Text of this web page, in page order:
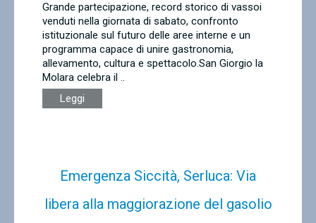
Grande partecipazione, record storico di vassoi
venduti nella giornata di sabato, confronto
istituzionale sul futuro delle aree interne e un
programma capace di unire gastronomia,
allevamento, cultura e spettacolo.San Giorgio la
Molara celebra il ..
Leggi
Emergenza Siccità, Serluca: Via
libera alla maggiorazione del gasolio